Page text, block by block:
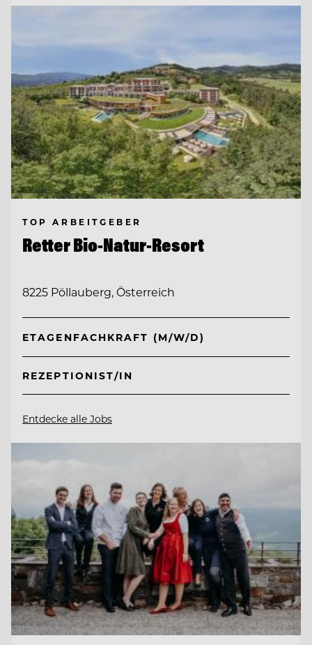
TOP ARBEITGEBER
Retter Bio-Natur-Resort
8225 Pöllauberg, Österreich
ETAGENFACHKRAFT (M/W/D)
REZEPTIONIST/IN
Entdecke alle Jobs